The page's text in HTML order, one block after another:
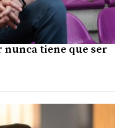
nunca tiene que ser